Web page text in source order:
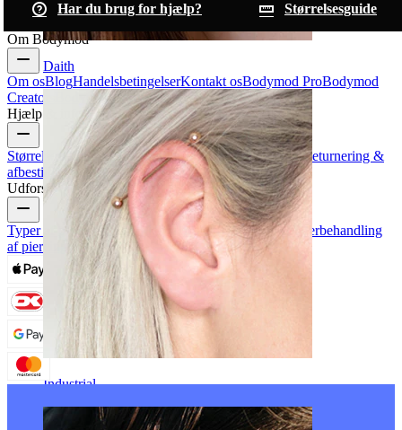
Daith
Industrial
Har du brug for hjælp?
Størrelsesguide
Om Bodymod
Om osBlogHandelsbetingelserKontakt osBodymod ProBodymod
Creators
Bodymod-anmeldelser
Hjælp & info
StørrelsesguideTrack din ordreLeveringsinformationReturnering &
afbestillingBetalingMin kontoBodymod support
Udforsk
Typer af piercingerSmykkematerialer til piercinger
Efterbehandling
af piercinger